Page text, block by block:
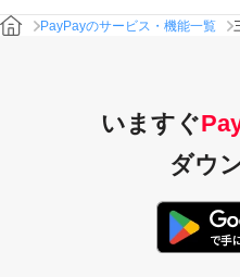
PayPayのサービス・機能一覧
いますぐ
ダウ